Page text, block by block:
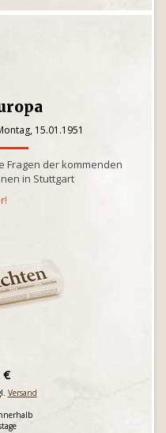
15.01.1951
Fragen der kommenden
in Stuttgart
€
Versand